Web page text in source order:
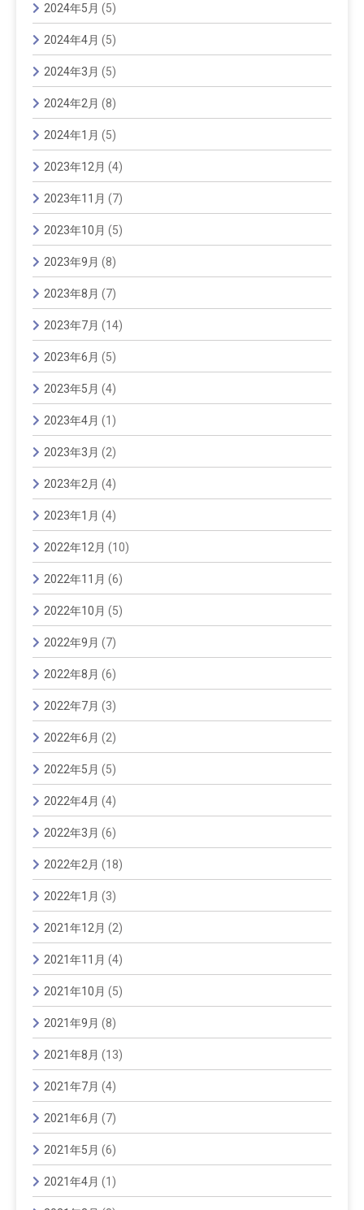
2024年5月 (5)
2024年4月 (5)
2024年3月 (5)
2024年2月 (8)
2024年1月 (5)
2023年12月 (4)
2023年11月 (7)
2023年10月 (5)
2023年9月 (8)
2023年8月 (7)
2023年7月 (14)
2023年6月 (5)
2023年5月 (4)
2023年4月 (1)
2023年3月 (2)
2023年2月 (4)
2023年1月 (4)
2022年12月 (10)
2022年11月 (6)
2022年10月 (5)
2022年9月 (7)
2022年8月 (6)
2022年7月 (3)
2022年6月 (2)
2022年5月 (5)
2022年4月 (4)
2022年3月 (6)
2022年2月 (18)
2022年1月 (3)
2021年12月 (2)
2021年11月 (4)
2021年10月 (5)
2021年9月 (8)
2021年8月 (13)
2021年7月 (4)
2021年6月 (7)
2021年5月 (6)
2021年4月 (1)